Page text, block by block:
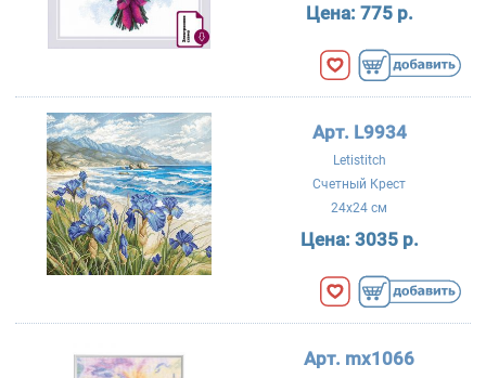
Цена: 775 р.
Арт. L9934
Letistitch
Счетный Крест
24x24 см
Цена: 3035 р.
Арт. mx1066